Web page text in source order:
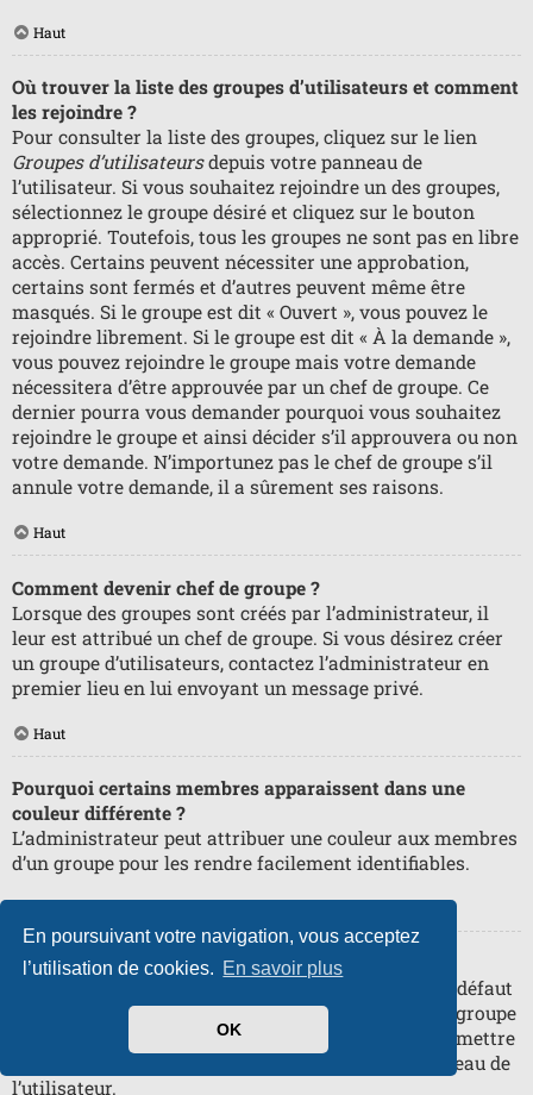
En poursuivant votre navigation, vous acceptez
l’utilisation de cookies. En savoir plus
OK
Haut
Où trouver la liste des groupes d’utilisateurs et comment
les rejoindre ?
Pour consulter la liste des groupes, cliquez sur le lien
Groupes d’utilisateursdepuis votre panneau de
l’utilisateur. Si vous souhaitez rejoindre un des groupes,
sélectionnez le groupe désiré et cliquez sur le bouton
approprié. Toutefois, tous les groupes ne sont pas en libre
accès. Certains peuvent nécessiter une approbation,
certains sont fermés et d’autres peuvent même être
masqués. Si le groupe est dit « Ouvert », vous pouvez le
rejoindre librement. Si le groupe est dit « À la demande »,
vous pouvez rejoindre le groupe mais votre demande
nécessitera d’être approuvée par un chef de groupe. Ce
dernier pourra vous demander pourquoi vous souhaitez
rejoindre le groupe et ainsi décider s’il approuvera ou non
votre demande. N’importunez pas le chef de groupe s’il
annule votre demande, il a sûrement ses raisons.
Haut
Comment devenir chef de groupe ?
Lorsque des groupes sont créés par l’administrateur, il
leur est attribué un chef de groupe. Si vous désirez créer
un groupe d’utilisateurs, contactez l’administrateur en
premier lieu en lui envoyant un message privé.
Haut
Pourquoi certains membres apparaissent dans une
couleur différente ?
L’administrateur peut attribuer une couleur aux membres
d’un groupe pour les rendre facilement identifiables.
Qu’est-ce qu’un « Groupe par défaut » ?
Si vous êtes membre de plus d’un groupe, celui par défaut
est utilisé pour déterminer le rang et la couleur de groupe
affichés par défaut. L’administrateur peut vous permettre
de changer votre groupe par défaut via votre panneau de
l’utilisateur.